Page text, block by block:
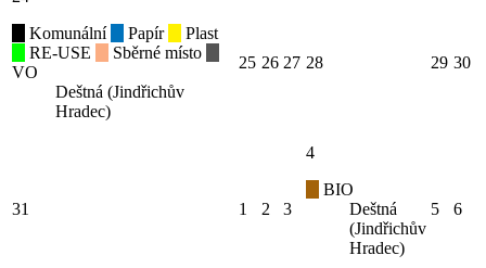
Komunální
Papír
Plast
RE-USE
Sběrné místo
VO
Deštná (Jindřichův
Hradec)
25 26 27 28 29 30
31 1 2 3
4
BIO
Deštná
(Jindřichův
Hradec)
5 6